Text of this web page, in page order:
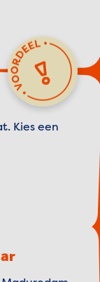
Kies een